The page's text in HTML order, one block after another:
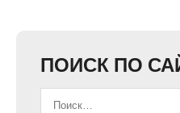
ПОИСК ПО